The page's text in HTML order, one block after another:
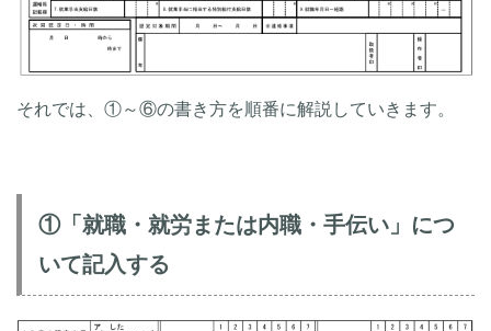
それでは、①～⑥の書き方を順番に解説していきます。
①「就職・就労または内職・手伝い」につ
いて記入する